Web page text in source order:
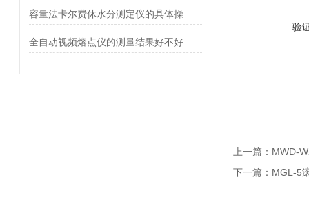
验
上一篇： MWD-
下一篇： MGL-5